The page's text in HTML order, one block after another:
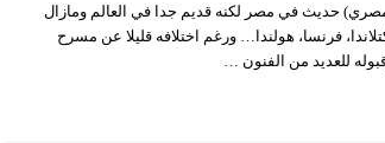
حديث في مصر لكنه قديم جدا في العالم ومازال
فرنسا، هولندا… ورغم اختلافه قليلا عن مسرح
للعديد من الفنون …